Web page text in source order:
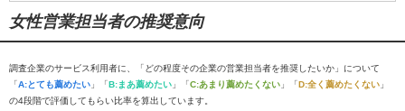
女性営業担当者の推奨意向
調査企業のサービス利用者に、「どの程度その企業の営業担当者を推奨したいか」について
「A:とても薦めたい 」「B:まあ薦めたい 」「C:あまり薦めたくない 」「D:全く薦めたくない 」
の4段階で評価してもらい比率を算出しています。